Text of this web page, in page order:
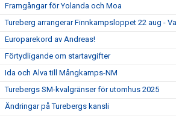
Framgångar för Yolanda och Moa
Tureberg arrangerar Finnkampsloppet 22 aug -
Europarekord av Andreas!
Förtydligande om startavgifter
Ida och Alva till Mångkamps-NM
Turebergs SM-kvalgränser för utomhus 2025
Ändringar på Turebergs kansli